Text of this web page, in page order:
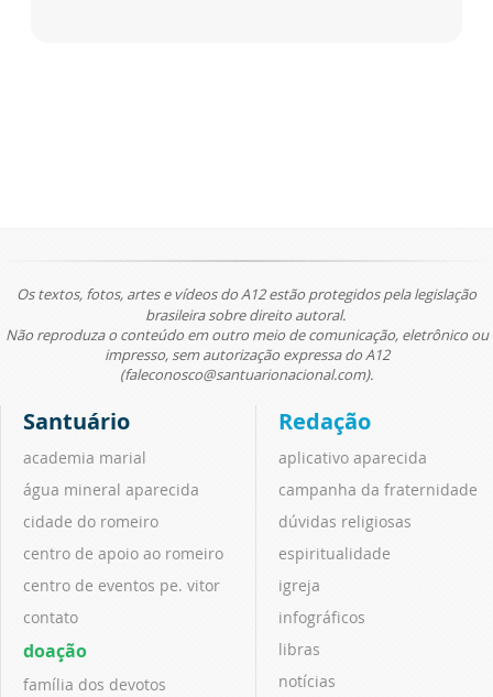
Os textos, fotos, artes e vídeos do A12 estão protegidos pela legislação
brasileira sobre direito autoral.
Não reproduza o conteúdo em outro meio de comunicação, eletrônico ou
impresso, sem autorização expressa do A12
(faleconosco@santuarionacional.com).
Santuário
academia marial
água mineral aparecida
cidade do romeiro
centro de apoio ao romeiro
centro de eventos pe. vitor
contato
doação
família dos devotos
Redação
aplicativo aparecida
campanha da fraternidade
dúvidas religiosas
espiritualidade
igreja
infográficos
libras
notícias